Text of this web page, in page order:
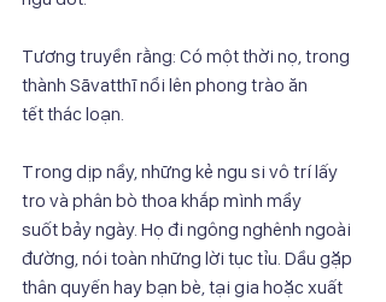
Tương truyền rằng: Có một thời nọ, trong
thành Sāvatthī nổi lên phong trào ăn
tết thác loạn.
Trong dịp nầy, những kẻ ngu si vô trí lấy
tro và phân bò thoa khắp mình mẩy
suốt bảy ngày. Họ đi ngông nghênh ngoài
đường, nói toàn những lời tục tỉu. Dầu gặp
thân quyến hay bạn bè, tại gia hoặc xuất